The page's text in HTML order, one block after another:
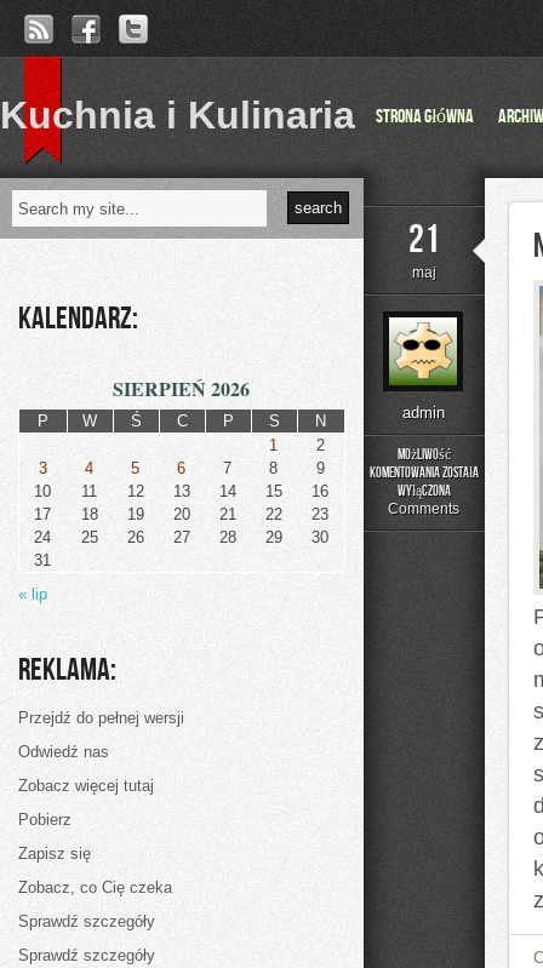
Kuchnia i Kulinaria Strona główna
21
maj
admin
Możliwość
komentowania
Nowinki
Technologiczne
została
wyłączona
Comments
Kalendarz:
SIERPIEŃ 2026
P W Ś C P S
N
1
2
3
4 5 6 7 8
9
10
11 12 13 14 15
16
17
18 19 20 21 22
23
24
25 26 27 28 29
30
31
« lip
Reklama:
Przejdź do pełnej wersji
Odwiedź nas
Zobacz więcej tutaj
Pobierz
Zapisz się
Zobacz, co Cię czeka
Sprawdź szczegóły
Sprawdź szczegóły